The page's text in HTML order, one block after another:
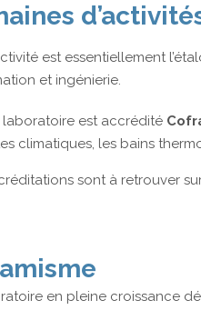
est essentiellement
et ingénierie.
laboratoire est accrédité
climatiques, les bains
sont à retrouver
en pleine croissance